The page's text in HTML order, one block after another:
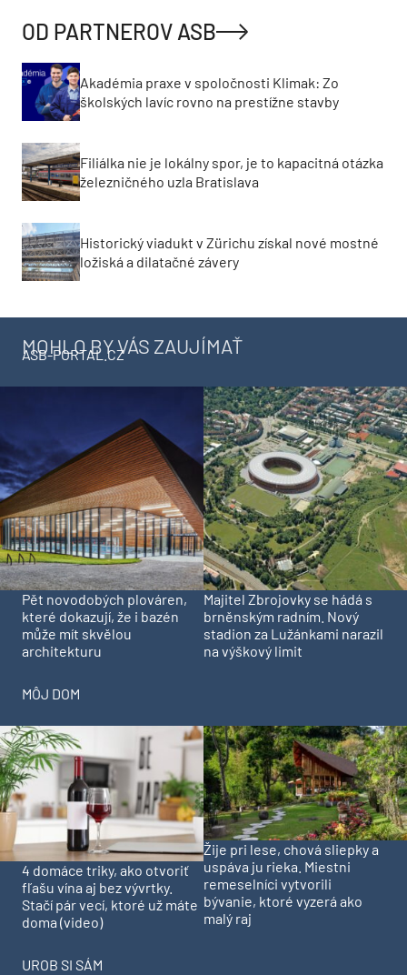
OD PARTNEROV ASB
Akadémia praxe v spoločnosti Klimak: Zo
školských lavíc rovno na prestížne stavby
Filiálka nie je lokálny spor, je to kapacitná otázka
železničného uzla Bratislava
Historický viadukt v Zürichu získal nové mostné
ložiská a dilatačné závery
MOHLO BY VÁS ZAUJÍMAŤ
ASB-PORTAL.CZ
Pět novodobých plováren,
které dokazují, že i bazén
může mít skvělou
architekturu
Majitel Zbrojovky se hádá s
brněnským radním. Nový
stadion za Lužánkami narazil
na výškový limit
MÔJ DOM
4 domáce triky, ako otvoriť
fľašu vína aj bez vývrtky.
Stačí pár vecí, ktoré už máte
doma (video)
Žije pri lese, chová sliepky a
uspáva ju rieka. Miestni
remeselníci vytvorili
bývanie, ktoré vyzerá ako
malý raj
UROB SI SÁM